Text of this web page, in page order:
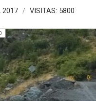
2017 VISITAS: 5800